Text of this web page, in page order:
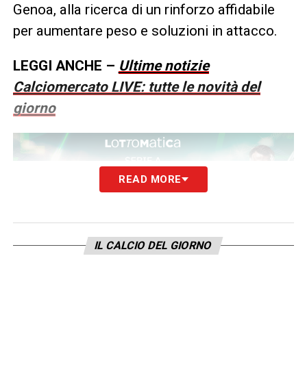
Genoa, alla ricerca di un rinforzo affidabile
per aumentare peso e soluzioni in attacco.
LEGGI ANCHE – Ultime notizie
Calciomercato LIVE: tutte le novità del
giorno
READ MORE
IL CALCIO DEL GIORNO